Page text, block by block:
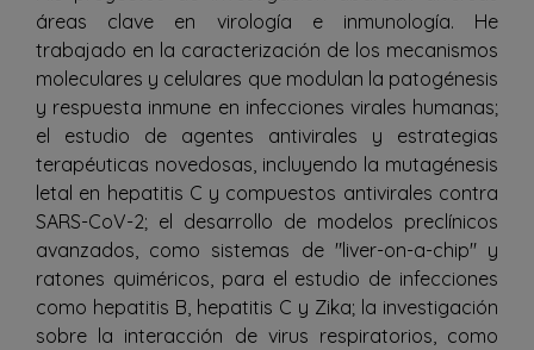
áreas clave en virología e inmunología. He
trabajado en la caracterización de los mecanismos
moleculares y celulares que modulan la patogénesis
y respuesta inmune en infecciones virales humanas;
el estudio de agentes antivirales y estrategias
terapéuticas novedosas, incluyendo la mutagénesis
letal en hepatitis C y compuestos antivirales contra
SARS-CoV-2; el desarrollo de modelos preclínicos
avanzados, como sistemas de "liver-on-a-chip" y
ratones quiméricos, para el estudio de infecciones
como hepatitis B, hepatitis C y Zika; la investigación
sobre la interacción de virus respiratorios, como